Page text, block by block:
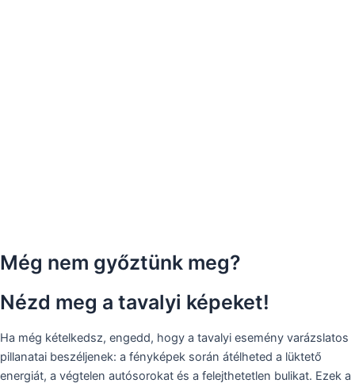
Még nem győztünk meg?
Nézd meg a tavalyi képeket!
Ha még kételkedsz, engedd, hogy a tavalyi esemény varázslatos
pillanatai beszéljenek: a fényképek során átélheted a lüktető
energiát, a végtelen autósorokat és a felejthetetlen bulikat. Ezek a